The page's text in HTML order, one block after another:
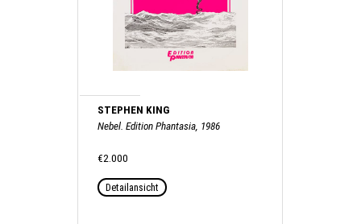
STEPHEN KING
Nebel. Edition Phantasia, 1986
€2.000
Detailansicht